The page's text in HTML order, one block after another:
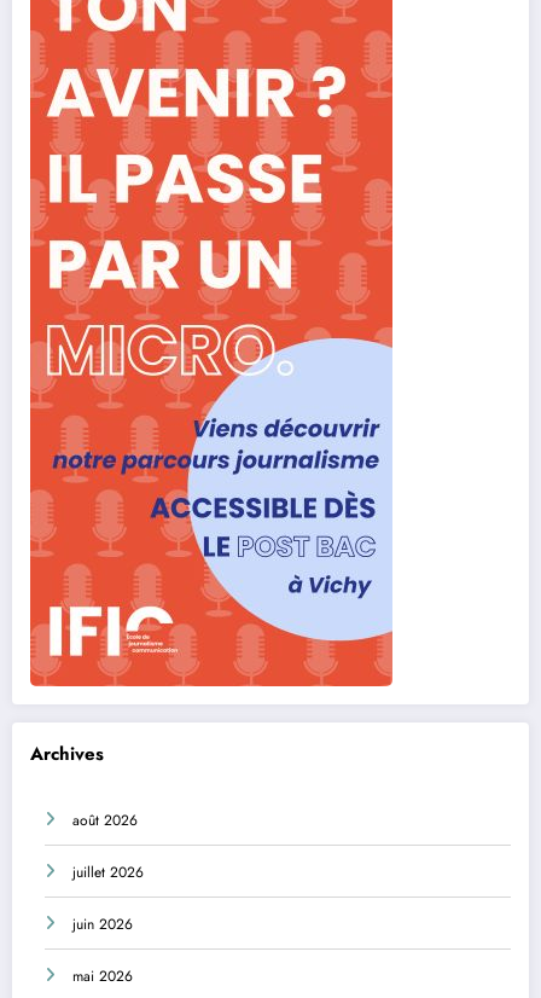
Archives
août 2026
juillet 2026
juin 2026
mai 2026